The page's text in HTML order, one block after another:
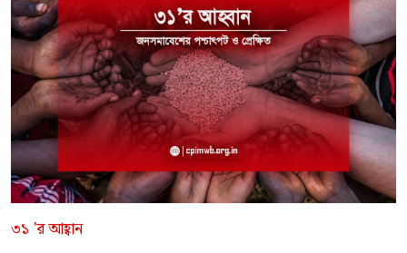
৩১ 'র আহ্বান